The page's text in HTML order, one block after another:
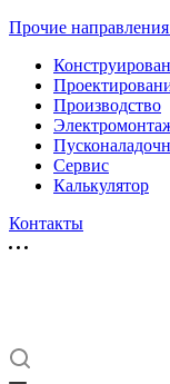
Прочие направления
Производство
Сервис
Калькулятор
Контакты